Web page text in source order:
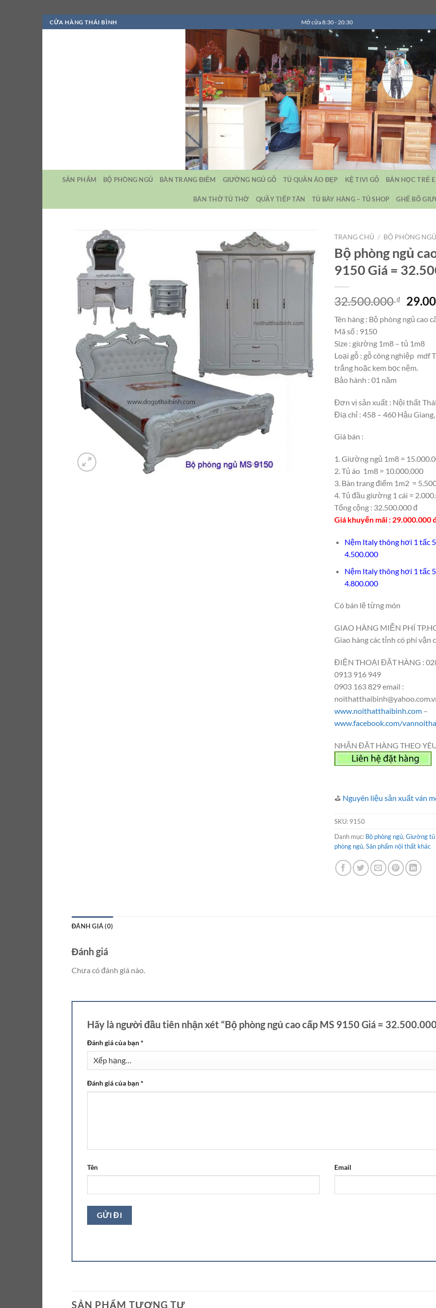
Bỏ
qua
CỬA HÀNG THÁI BÌNH Mở cửa 8:30 - 20:30
SẢN PHẨM BỘ PHÒNG NGỦ BÀN TRANG ĐIỂM GIƯỜNG NGỦ GỖ TỦ QUẦN ÁO ĐẸP KỆ TIVI GỖ BẢN HỌC TRẺ
BÀN THỜ TỦ THỜ QUẦY TIẾP TÂN TỦ BÀY HÀNG – TỦ SHOP GHẾ BỐ
TRANG CHỦ / BỘ PHÒNG
Bộ phòng ngủ
9150 Giá =
32.500.000₫
Giá
là:
Tên hàng : Bộ phòng ngủ cao
Mã số : 9150
Size : giường 1m8 – tủ 1m8
Loại gỗ : gỗ công nghiệp mdf
trắng hoặc kem bọc nệm.
Bảo hành : 01 năm
Đơn vị sản xuất : Nội thất
Điạ chỉ : 458 – 460 Hậu
Giá bán :
1. Giường ngủ 1m8 =
2. Tủ áo 1m8 = 10.000.000
3. Bàn trang điểm 1m2 =
4. Tủ đầu giường 1 cái =
Tổng cộng : 32.500.000 đ
Giá khuyến mãi : 29.000.000
Nệm Italy thông hơi 1 tấc
4.500.000
Nệm Italy thông hơi 1 tấc
4.800.000
Có bán lẽ từng món
GIAO HÀNG MIỄN PHÍ
Giao hàng các tỉnh có phí vận
ĐIỆN THOẠI ĐẶT HÀNG :
0913 916 949
0903 163 829 email :
www.noithatthaibinh.com –
www.facebook.com/
NHẬN ĐẶT HÀNG THEO
⛳ Nguyên liệu sản xuất ván
SKU: 9150
Danh mục: Bộ phòng ngủ, Giường tủ
phòng ngủ, Sản phẩm nội thất khác
ĐÁNH GIÁ (0)
Đánh giá
Chưa có đánh giá nào.
Hãy là người đầu tiên nhận xét “Bộ phòng ngủ cao cấp MS 9150 Giá =
Đánh giá của bạn*
Đánh giá của bạn*
Tên Email
SẢN PHẨM TƯƠNG TỰ